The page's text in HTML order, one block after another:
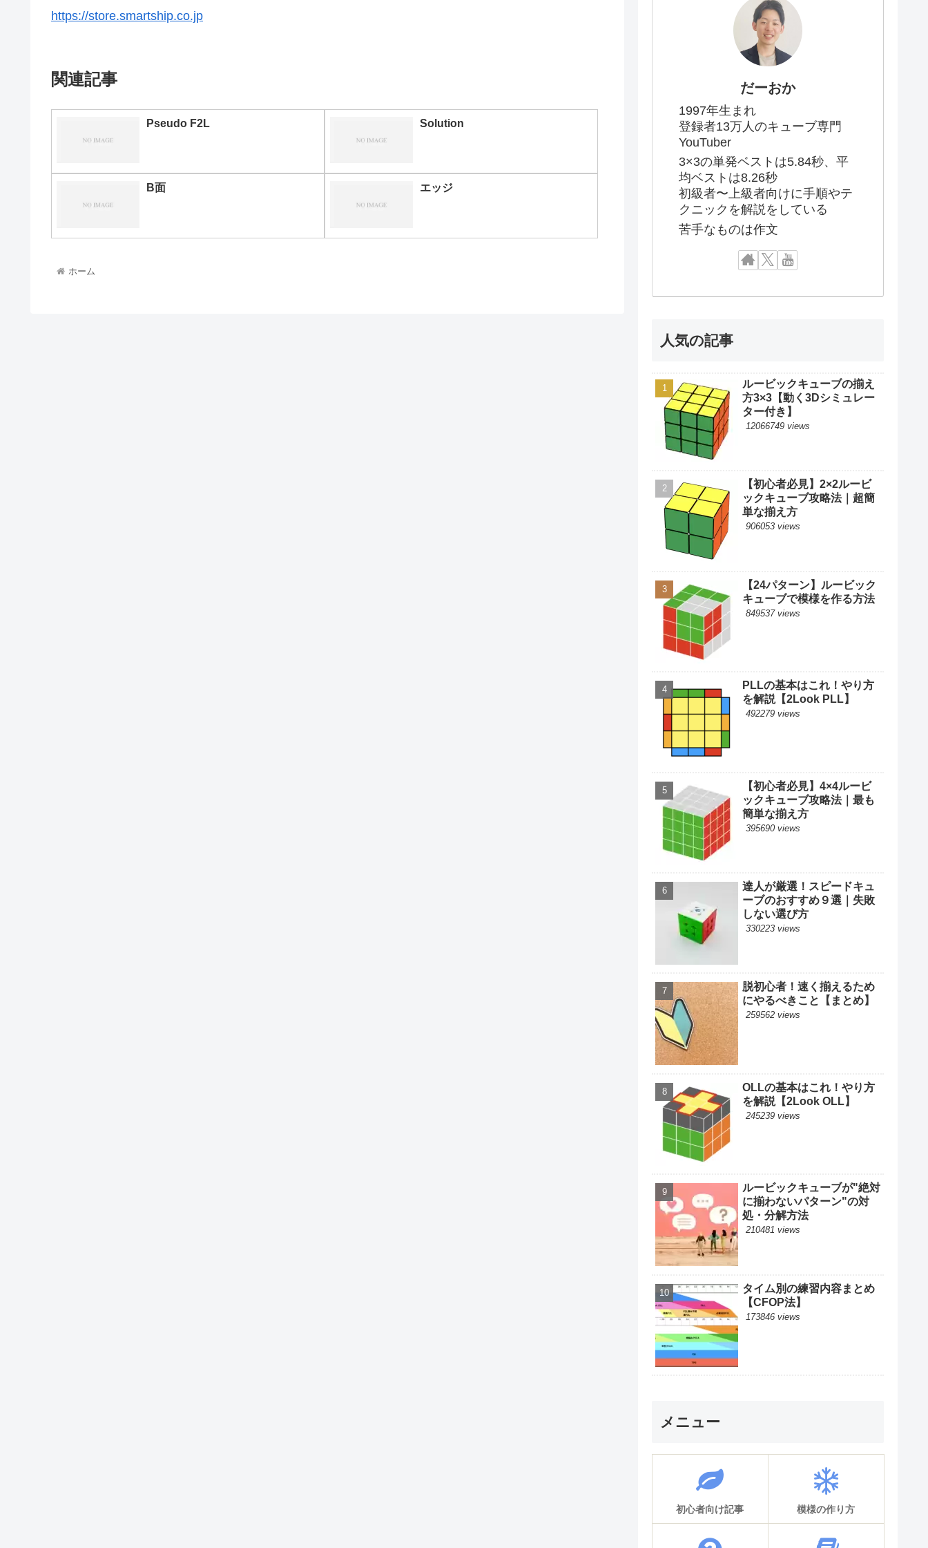
https://store.smartship.co.jp
関連記事
Pseudo F2L Solution
B面 エッジ
ホーム
だーおか
1997年生まれ
登録者13万人のキューブ専門
YouTuber
3×3の単発ベストは5.84秒、平
均ベストは8.26秒
初級者〜上級者向けに手順やテ
クニックを解説をしている
苦手なものは作文
人気の記事
ルービックキューブの揃え
方3×3【動く3Dシミュレー
ター付き】
12066749 views
【初心者必見】2×2ルービ
ックキューブ攻略法｜超簡
単な揃え方
906053 views
【24パターン】ルービック
キューブで模様を作る方法
849537 views
PLLの基本はこれ！やり方
を解説【2Look PLL】
492279 views
【初心者必見】4×4ルービ
ックキューブ攻略法｜最も
簡単な揃え方
395690 views
達人が厳選！スピードキュ
ーブのおすすめ９選｜失敗
しない選び方
330223 views
脱初心者！速く揃えるため
にやるべきこと【まとめ】
259562 views
OLLの基本はこれ！やり方
を解説【2Look OLL】
245239 views
ルービックキューブが"絶対
に揃わないパターン"の対
処・分解方法
210481 views
タイム別の練習内容まとめ
【CFOP法】
173846 views
メニュー
初心者向け記事 模様の作り方